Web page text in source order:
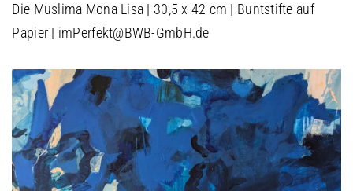
Die Muslima Mona Lisa | 30,5 x 42 cm | Buntstifte auf
Papier | imPerfekt@BWB-GmbH.de